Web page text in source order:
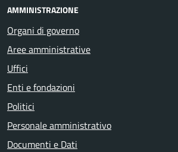
AMMINISTRAZIONE
Organi di governo
Aree amministrative
Uffici
Enti e fondazioni
Politici
Personale amministrativo
Documenti e Dati